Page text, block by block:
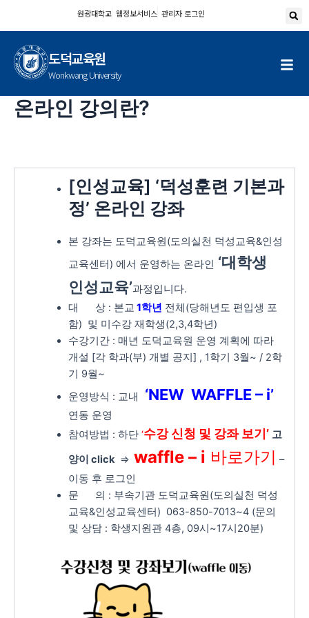
원광대학교 웹정보서비스 관리자 로그인
도덕교육원
Wonkwang University
온라인 강의란?
[인성교육] ‘덕성훈련 기본과
정’ 온라인 강좌
본 강좌는 도덕교육원(도의실천 덕성교육&인성
교육센터) 에서 운영하는 온라인 ‘대학생
인성교육’과정입니다.
대 상 : 본교 1학년 전체(당해년도 편입생 포
함) 및 미수강 재학생(2,3,4학년)
수강기간 : 매년 도덕교육원 운영 계획에 따라
개설 [각 학과(부) 개별 공지] , 1학기 3월~ / 2학
기 9월~
운영방식 : 교내
‘NEW WAFFLE – i’
연동 운영
참여방법 : 하단 ‘수강 신청 및 강좌 보기’ 고
양이 click=> waffle – i 바로가기 –
이동 후 로그인
문 의 : 부속기관 도덕교육원(도의실천 덕성
교육&인성교육센터) 063-850-7013~4 (문의
및 상담 : 학생지원관 4층, 09시~17시20분)